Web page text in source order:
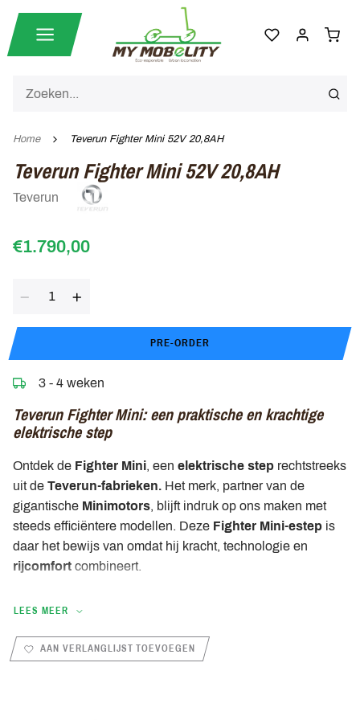
Home Teverun Fighter Mini 52V 20,8AH
Teverun Fighter Mini 52V 20,8AH
Teverun
€1.790,00
PRE-ORDER
3 - 4 weken
Teverun Fighter Mini: een praktische en krachtige
elektrische step
Ontdek de Fighter Mini, een elektrische step rechtstreeks
uit de Teverun-fabrieken. Het merk, partner van de
gigantische Minimotors, blijft indruk op ons maken met
steeds efficiëntere modellen. Deze Fighter Mini-estep is
daar het bewijs van omdat hij kracht, technologie en
rijcomfort combineert.
denken aan bepaalde modellen van Dualtron. Het dek is
breed genoeg zodat de gebruiker comfortabel kan staan.
LEES MEER
AAN VERLANGLIJST TOEVOEGEN